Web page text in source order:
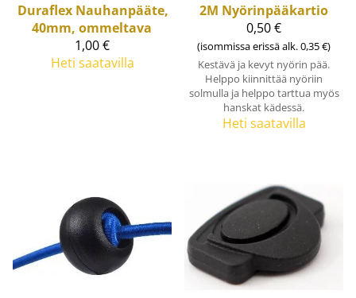
Duraflex Nauhanpääte,
40mm, ommeltava
1,00 €
Heti saatavilla
2M Nyörinpääkartio
0,50 €
(isommissa erissä alk. 0,35 €)
Kestävä ja kevyt nyörin pää.
Helppo kiinnittää nyöriin
solmulla ja helppo tarttua myös
hanskat kädessä.
Heti saatavilla